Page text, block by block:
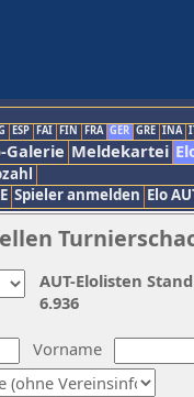
ESP FAI FIN FRA GER GRE INA
Galerie Meldekartei
Spieler anmelden Elo
Vorname
AUT-Elolisten
6.936